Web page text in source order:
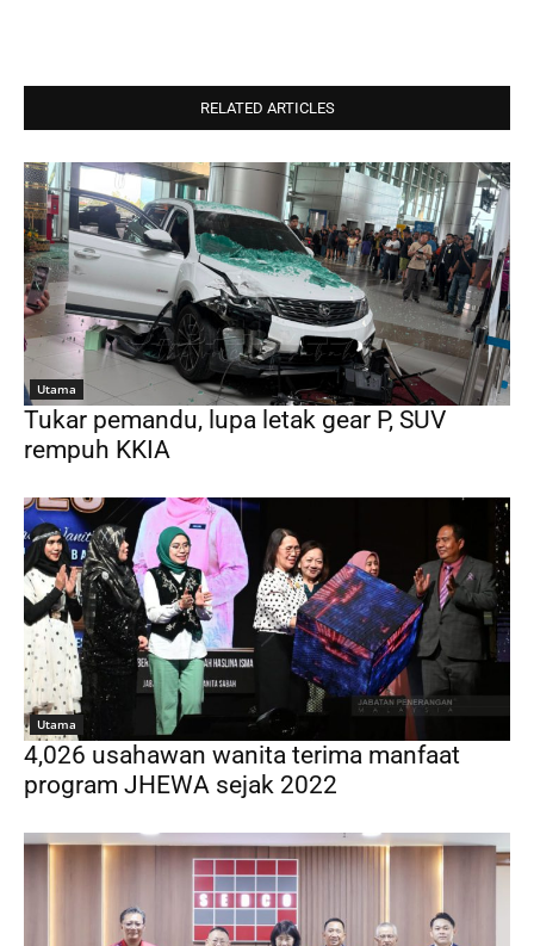
RELATED ARTICLES
Utama
Tukar pemandu, lupa letak gear P, SUV
rempuh KKIA
Utama
4,026 usahawan wanita terima manfaat
program JHEWA sejak 2022